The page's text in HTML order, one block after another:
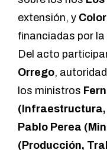
extensión, y
financiadas por la
Del acto
Orrego,
los ministros
(Infraestructura,
Pablo Perea
(Producción,